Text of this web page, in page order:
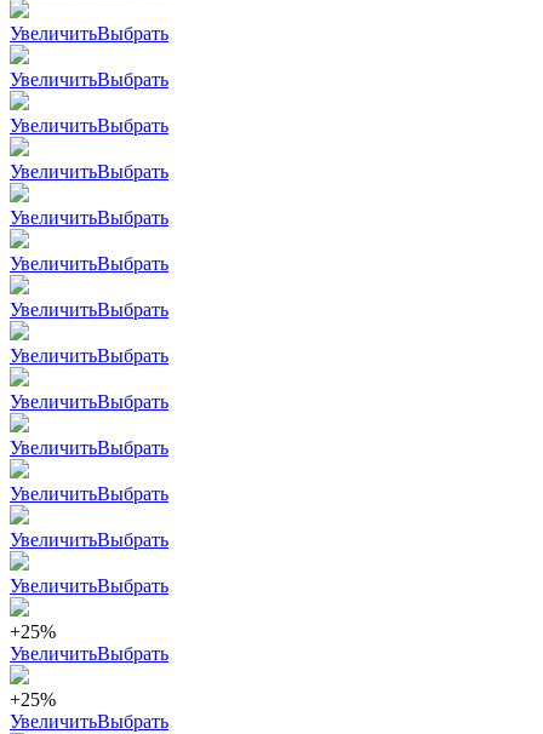
УвеличитьВыбрать
УвеличитьВыбрать
УвеличитьВыбрать
УвеличитьВыбрать
УвеличитьВыбрать
УвеличитьВыбрать
УвеличитьВыбрать
УвеличитьВыбрать
УвеличитьВыбрать
УвеличитьВыбрать
УвеличитьВыбрать
УвеличитьВыбрать
УвеличитьВыбрать
+25%
УвеличитьВыбрать
+25%
УвеличитьВыбрать